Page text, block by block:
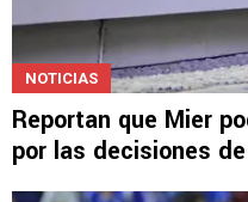
NOTICIAS
Reportan que Mier
por las decisiones